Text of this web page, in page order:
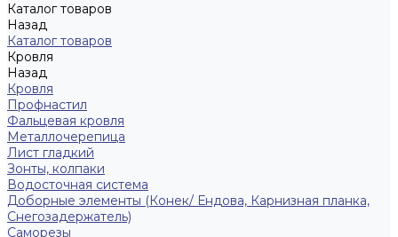
Каталог товаров
Назад
Каталог товаров
Кровля
Назад
Кровля
Профнастил
Фальцевая кровля
Металлочерепица
Лист гладкий
Зонты, колпаки
Водосточная система
Доборные элементы (Конек/ Ендова, Карнизная планка,
Снегозадержатель)
Саморезы